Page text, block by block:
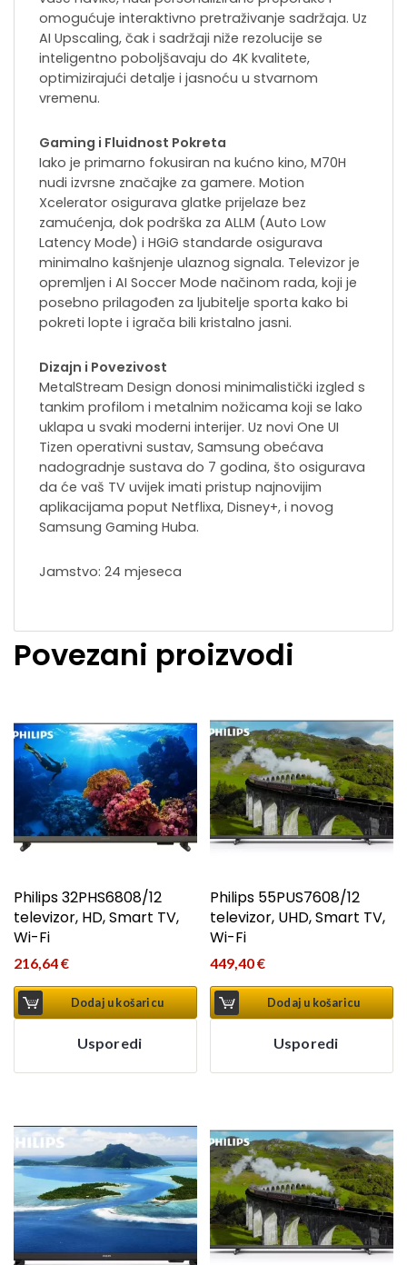
omogućuje interaktivno pretraživanje sadržaja. Uz
AI Upscaling, čak i sadržaji niže rezolucije se
inteligentno poboljšavaju do 4K kvalitete,
optimizirajući detalje i jasnoću u stvarnom
vremenu.
Gaming i Fluidnost Pokreta
Iako je primarno fokusiran na kućno kino, M70H
nudi izvrsne značajke za gamere. Motion
Xcelerator osigurava glatke prijelaze bez
zamućenja, dok podrška za ALLM (Auto Low
Latency Mode) i HGiG standarde osigurava
minimalno kašnjenje ulaznog signala. Televizor je
opremljen i AI Soccer Mode načinom rada, koji je
posebno prilagođen za ljubitelje sporta kako bi
pokreti lopte i igrača bili kristalno jasni.
Dizajn i Povezivost
MetalStream Design donosi minimalistički izgled s
tankim profilom i metalnim nožicama koji se lako
uklapa u svaki moderni interijer. Uz novi One UI
Tizen operativni sustav, Samsung obećava
nadogradnje sustava do 7 godina, što osigurava
da će vaš TV uvijek imati pristup najnovijim
aplikacijama poput Netflixa, Disney+, i novog
Samsung Gaming Huba.
Jamstvo: 24 mjeseca
Povezani proizvodi
Philips 32PHS6808/12
televizor, HD, Smart TV,
Wi-Fi
216,64€
Dodaj u košaricu
Usporedi
Philips 55PUS7608/12
televizor, UHD, Smart TV,
Wi-Fi
449,40€
Dodaj u košaricu
Usporedi